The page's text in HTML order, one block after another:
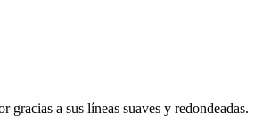
a sus líneas suaves y redondeadas.